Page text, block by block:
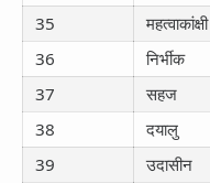
35
महत्वाकांक्षी
36
निर्भीक
37
सहज
38
दयालु
39
उदासीन